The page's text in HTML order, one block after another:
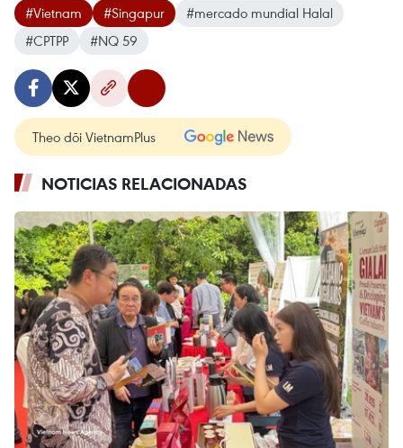
#Vietnam #Singapur
#mercado mundial Halal
#CPTPP
#NQ 59
Theo dõi VietnamPlus
NOTICIAS RELACIONADAS